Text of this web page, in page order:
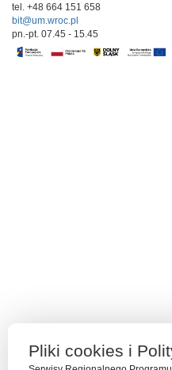
tel. +48 664 151 658
bit@um.wroc.pl
pn.-pt. 07.45 - 15.45
Pliki cookies i